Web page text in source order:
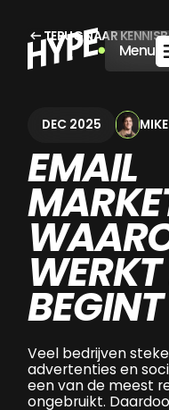
Menu
TERUG NAAR
DEC 2025 MIKE
EMAIL
BEGINT
Veel bedrijven
advertenties en
een van de meest
ongebruikt.